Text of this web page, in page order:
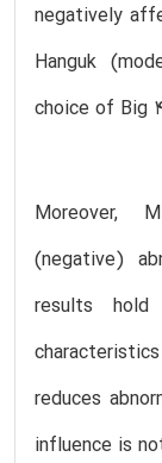
negatively
Hanguk
choice of Big
Moreover,
(negative)
results
reduces
influence is